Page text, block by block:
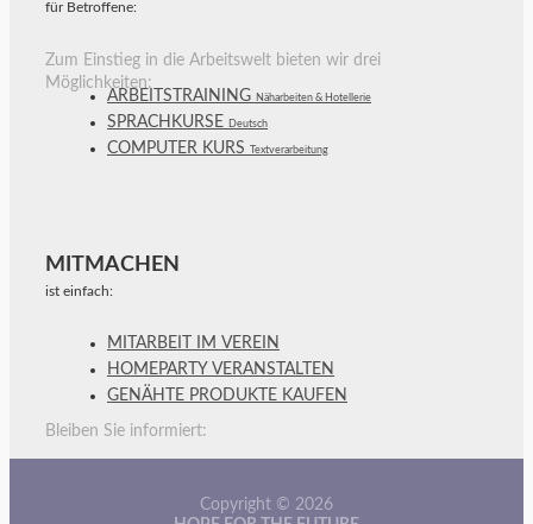
für Betroffene:
Zum Einstieg in die Arbeitswelt bieten wir drei
Möglichkeiten:
ARBEITSTRAINING Näharbeiten & Hotellerie
SPRACHKURSE Deutsch
COMPUTER KURS Textverarbeitung
MITMACHEN
ist einfach:
MITARBEIT IM VEREIN
HOMEPARTY VERANSTALTEN
GENÄHTE PRODUKTE KAUFEN
Bleiben Sie informiert:
Copyright © 2026